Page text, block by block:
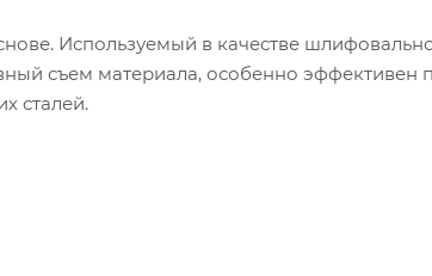
Используемый в качестве
съем материала, особенно эффективен
сталей.